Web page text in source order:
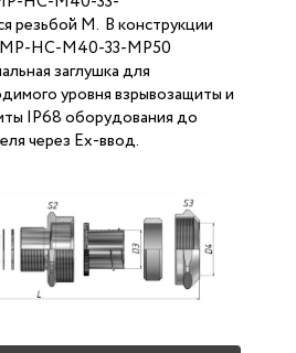
резьбой M. В конструкции
НС-М40-33-МР50
заглушка для
уровня взрывозащиты и
IP68 оборудования до
через Ex-ввод.